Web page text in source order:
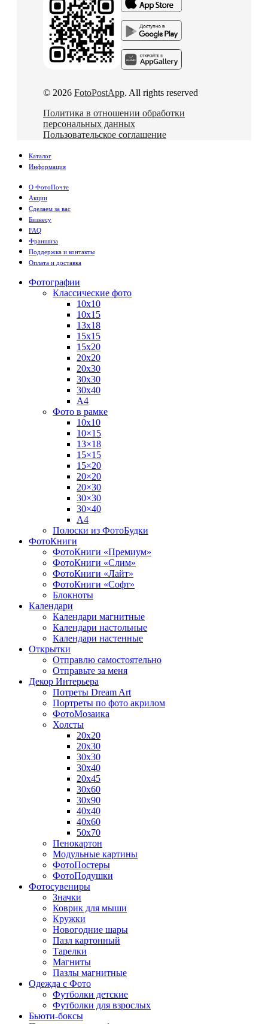
© 2026 FotoPostApp. All rights reserved
Политика в отношении обработки
персональных данных
Пользовательское соглашение
Каталог
Информация
О ФотоПочте
Акции
Сделаем за вас
Бизнесу
FAQ
Франшиза
Поддержка и контакты
Оплата и доставка
Фотографии
Классические фото
10х10
10х15
13х18
15х15
15х20
20х20
20х30
30х30
30х40
А4
Фото в рамке
10х10
10×15
13×18
15×15
15×20
20×20
20×30
30×30
30×40
A4
Полоски из ФотоБудки
ФотоКниги
ФотоКниги «Премиум»
ФотоКниги «Слим»
ФотоКниги «Лайт»
ФотоКниги «Софт»
Блокноты
Календари
Календари магнитные
Календари настольные
Календари настенные
Открытки
Отправлю самостоятельно
Отправьте за меня
Декор Интерьера
Потреты Dream Art
Портреты по фото акрилом
ФотоМозаика
Холсты
20х20
20х30
30х30
30х40
20х45
30х60
30х90
40х40
40х60
50х70
Пенокартон
Модульные картины
ФотоПостеры
ФотоПодушки
Фотоcувениры
Значки
Коврик для мыши
Кружки
Новогодние шары
Пазл картонный
Тарелки
Магниты
Пазлы магнитные
Одежда с Фото
Футболки детские
Футболки для взрослых
Бьюти-боксы